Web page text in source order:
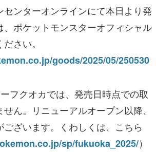
センターオンラインにて本日より発
、ポケットモンスターオフィシャル
さい。
goods/2025/05/250530
フクオカでは、発売日時点での取
ん。リニューアルオープン以降、
ざいます。くわしくは、こちら
sp/fukuoka_2025/）